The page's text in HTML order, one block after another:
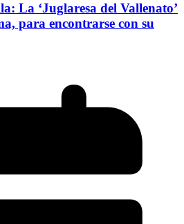
La ‘Juglaresa del Vallenato’
para encontrarse con su